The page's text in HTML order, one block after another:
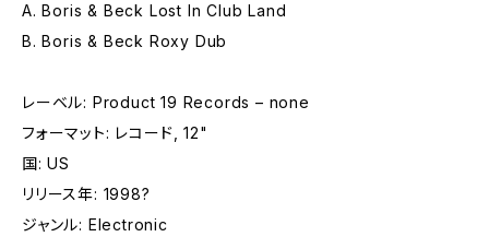
A. Boris & Beck Lost In Club Land
B. Boris & Beck Roxy Dub
レーベル: Product 19 Records – none
フォーマット: レコード, 12"
国: US
リリース年: 1998?
ジャンル: Electronic